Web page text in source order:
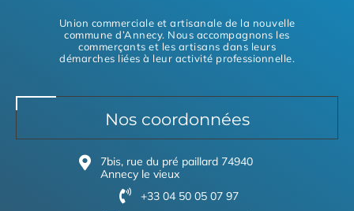
Union commerciale et artisanale de la nouvelle
commune d’Annecy. Nous accompagnons les
commerçants et les artisans dans leurs
démarches liées à leur activité professionnelle.
Nos coordonnées
7bis, rue du pré paillard 74940
Annecy le vieux
+33 04 50 05 07 97